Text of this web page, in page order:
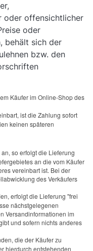
oder offensichtlicher
oder
behält sich der
bzw. den
Käufer im Online-Shop des
ist die Zahlung sofort
keinen späteren
so erfolgt die Lieferung
an die vom Käufer
vereinbart ist. Bei der
des Verkäufers
erfolgt die Lieferung "frei
nächstgelegenen
Versandinformationen im
und sofern nichts anderes
die der Käufer zu
hierdurch entstehenden